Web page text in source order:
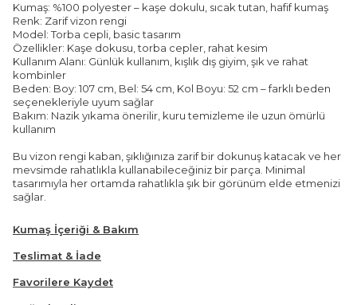
Kumaş: %100 polyester – kaşe dokulu, sıcak tutan, hafif kumaş
Renk: Zarif vizon rengi
Model: Torba cepli, basic tasarım
Özellikler: Kaşe dokusu, torba cepler, rahat kesim
Kullanım Alanı: Günlük kullanım, kışlık dış giyim, şık ve rahat
kombinler
Beden: Boy: 107 cm, Bel: 54 cm, Kol Boyu: 52 cm – farklı beden
seçenekleriyle uyum sağlar
Bakım: Nazik yıkama önerilir, kuru temizleme ile uzun ömürlü
kullanım
Bu vizon rengi kaban, şıklığınıza zarif bir dokunuş katacak ve her
mevsimde rahatlıkla kullanabileceğiniz bir parça. Minimal
tasarımıyla her ortamda rahatlıkla şık bir görünüm elde etmenizi
sağlar.
Kumaş İçeriği & Bakım
Teslimat & İade
Favorilere Kaydet